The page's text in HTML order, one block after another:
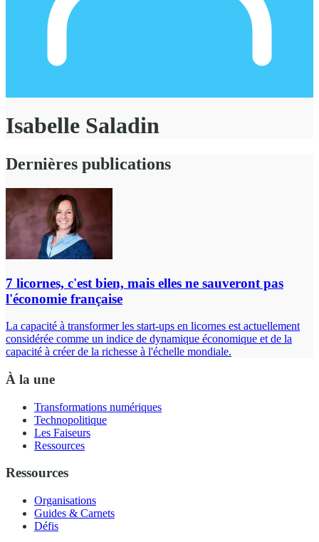
Isabelle Saladin
Dernières publications
7 licornes, c'est bien, mais elles ne sauveront pas
l'économie française
La capacité à transformer les start-ups en licornes est actuellement
considérée comme un indice de dynamique économique et de la
capacité à créer de la richesse à l'échelle mondiale.
À la une
Transformations numériques
Technopolitique
Les Faiseurs
Ressources
Ressources
Organisations
Guides & Carnets
Défis